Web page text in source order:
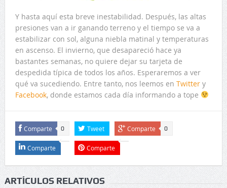
Y hasta aquí esta breve inestabilidad. Después, las altas
presiones van a ir ganando terreno y el tiempo se va a
estabilizar con sol, alguna niebla matinal y temperaturas
en ascenso. El invierno, que desapareció hace ya
bastantes semanas, no quiere dejar su tarjeta de
despedida típica de todos los años. Esperaremos a ver
qué va sucediendo. Entre tanto, nos leemos en Twittery
Facebook, donde estamos cada día informando a tope
Comparte 0 Tweet Comparte 0
Comparte Comparte
ARTÍCULOS RELATIVOS